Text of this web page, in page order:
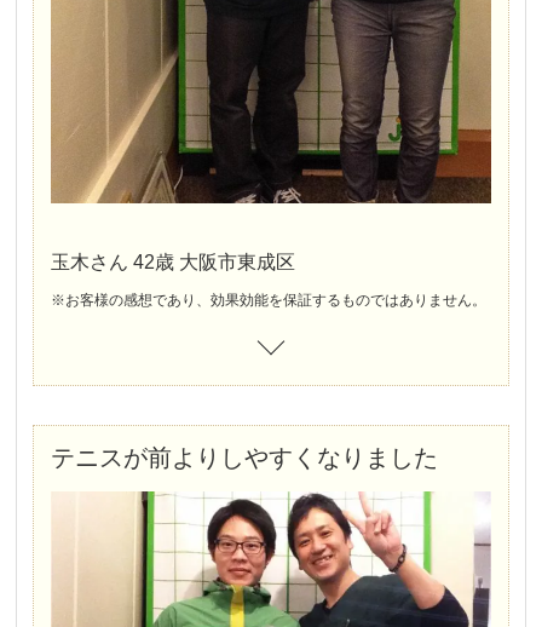
玉木さん 42歳 大阪市東成区
※お客様の感想であり、効果効能を保証するものではありません。
テニスが前よりしやすくなりました